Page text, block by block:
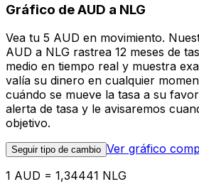
Gráfico de AUD a NLG
Vea tu 5 AUD en movimiento.
AUD a NLG rastrea 12 meses de
medio en tiempo real y muestra
valía su dinero en cualquier
cuándo se mueve la tasa a su
alerta de tasa y le avisaremos
objetivo.
Seguir tipo de cambio Ver gráfico
1 AUD = 1,34441 NLG